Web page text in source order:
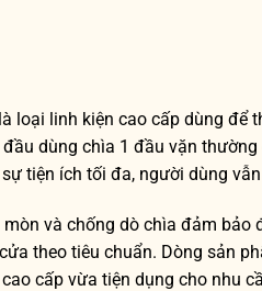
loại linh kiện cao cấp dùng để
dùng chìa 1 đầu vặn
tiện ích tối đa, người dùng
và chống dò chìa đảm bảo
theo tiêu chuẩn. Dòng sản
cấp vừa tiện dụng cho nhu